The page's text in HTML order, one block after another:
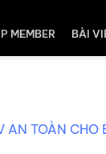
MEMBER BÀI
TOÀN CHO